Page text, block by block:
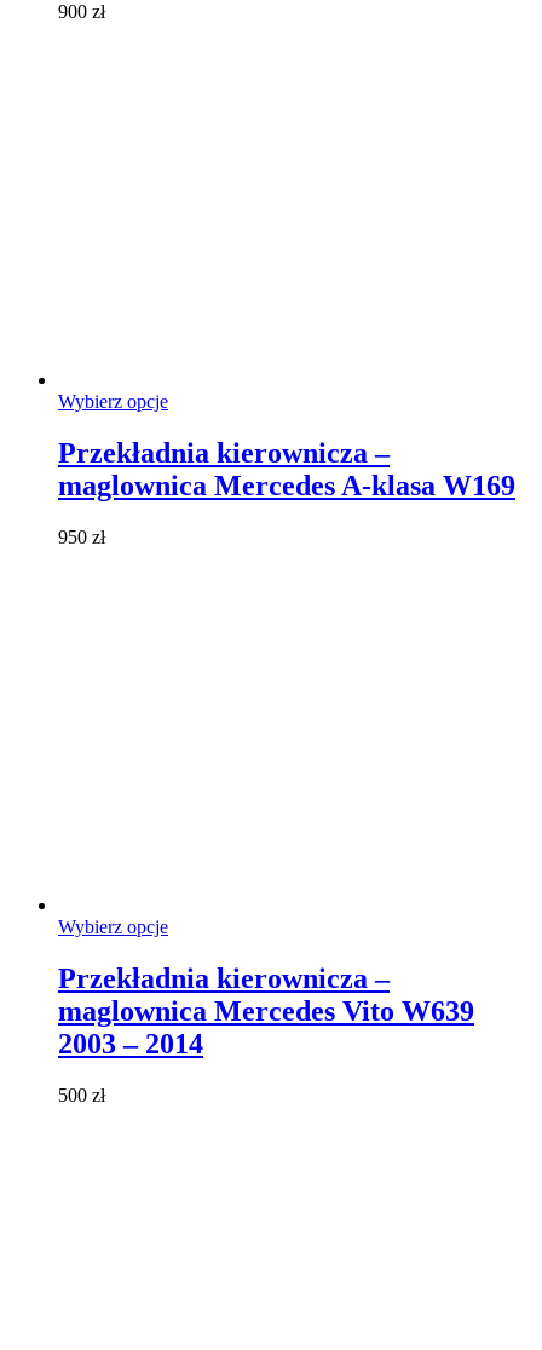
900 zł
Wybierz opcjeTen
ma
wiele
wariantów.
Przekładnia kierownicza –
maglownica Mercedes A-klasa W169
950 zł
Wybierz opcjeTen
ma
wiele
wariantów.
Opcje
można
Przekładnia kierownicza –
maglownica Mercedes Vito W639
2003 – 2014
500 zł